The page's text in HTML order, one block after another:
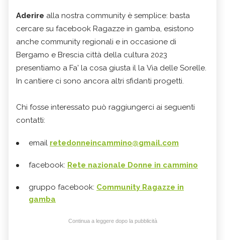
Aderire alla nostra community è semplice: basta
cercare su facebook Ragazze in gamba, esistono
anche community regionali e in occasione di
Bergamo e Brescia città della cultura 2023
presentiamo a Fa' la cosa giusta il la Via delle Sorelle.
In cantiere ci sono ancora altri sfidanti progetti.
Chi fosse interessato può raggiungerci ai seguenti
contatti:
email retedonneincammino@gmail.com
facebook: Rete nazionale Donne in cammino
gruppo facebook: Community Ragazze in
gamba
Continua a leggere dopo la pubblicità